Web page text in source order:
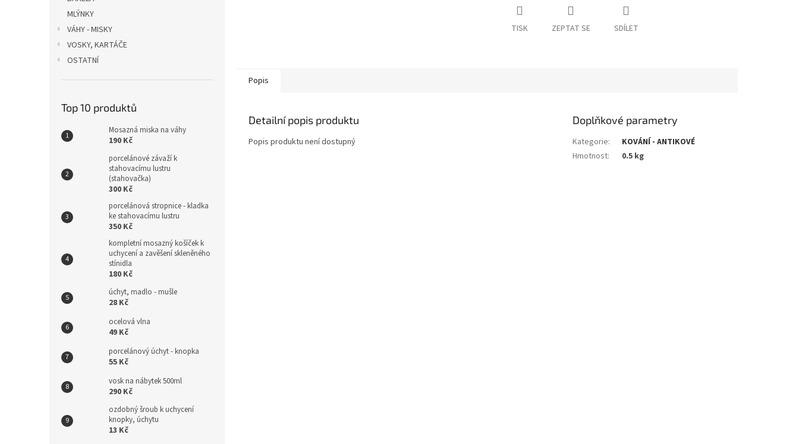
MLÝNKY
VÁHY - MISKY
VOSKY, KARTÁČE
OSTATNÍ
Top 10 produktů
Mosazná miska na váhy
190 Kč
porcelánové závaží k
stahovacímu lustru
(stahovačka)
300 Kč
porcelánová stropnice - kladka
ke stahovacímu lustru
350 Kč
kompletní mosazný košíček k
uchycení a zavěšení skleněného
stínidla
180 Kč
úchyt, madlo - mušle
28 Kč
ocelová vlna
49 Kč
porcelánový úchyt - knopka
55 Kč
vosk na nábytek 500ml
290 Kč
ozdobný šroub k uchycení
knopky, úchytu
13 Kč
TISK ZEPTAT SE SDÍLET
Popis
Detailní popis produktu
Popis produktu není dostupný
Doplňkové parametry
Kategorie:
KOVÁNÍ - ANTIKOVÉ
Hmotnost: 0.5 kg